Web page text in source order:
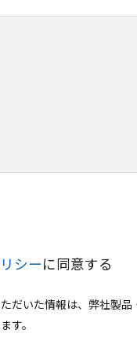
シーに同意する
だいた情報は、弊社製
す。